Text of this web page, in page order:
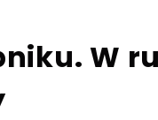
W